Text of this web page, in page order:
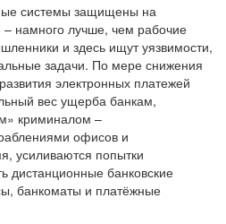
системы защищены на
намного лучше, чем рабочие
и здесь ищут уязвимости,
задачи. По мере снижения
электронных платежей
вес ущерба банкам,
криминалом –
офисов и
усиливаются попытки
дистанционные банковские
банкоматы и платёжные